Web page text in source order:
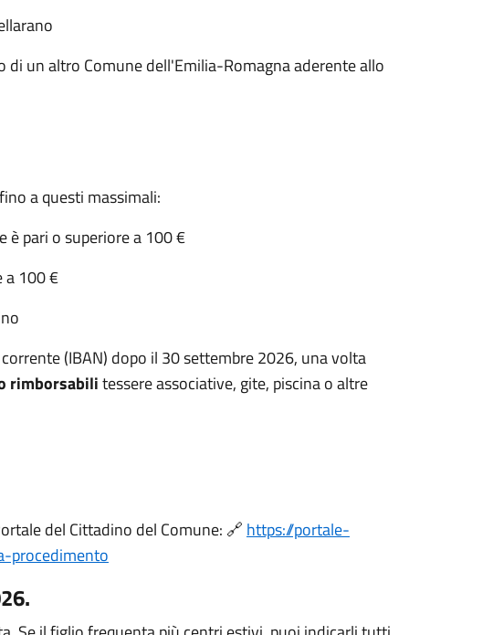
un altro Comune dell'Emilia-Romagna aderente allo
a questi massimali:
pari o superiore a 100 €
a 100 €
(IBAN) dopo il 30 settembre 2026, una volta
rimborsabilitessere associative, gite, piscina o altre
del Cittadino del Comune: 🔗 https://portale-
procedimento